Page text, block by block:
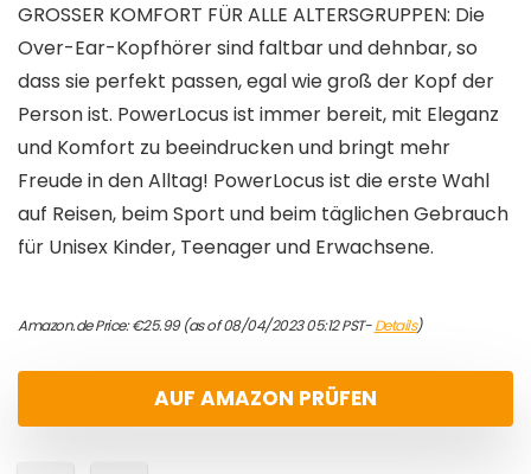
GROSSER KOMFORT FÜR ALLE ALTERSGRUPPEN: Die
Over-Ear-Kopfhörer sind faltbar und dehnbar, so
dass sie perfekt passen, egal wie groß der Kopf der
Person ist. PowerLocus ist immer bereit, mit Eleganz
und Komfort zu beeindrucken und bringt mehr
Freude in den Alltag! PowerLocus ist die erste Wahl
auf Reisen, beim Sport und beim täglichen Gebrauch
für Unisex Kinder, Teenager und Erwachsene.
Amazon.de Price:€25.99(as of 08/04/2023 05:12 PST-Details)
AUF AMAZON PRÜFEN